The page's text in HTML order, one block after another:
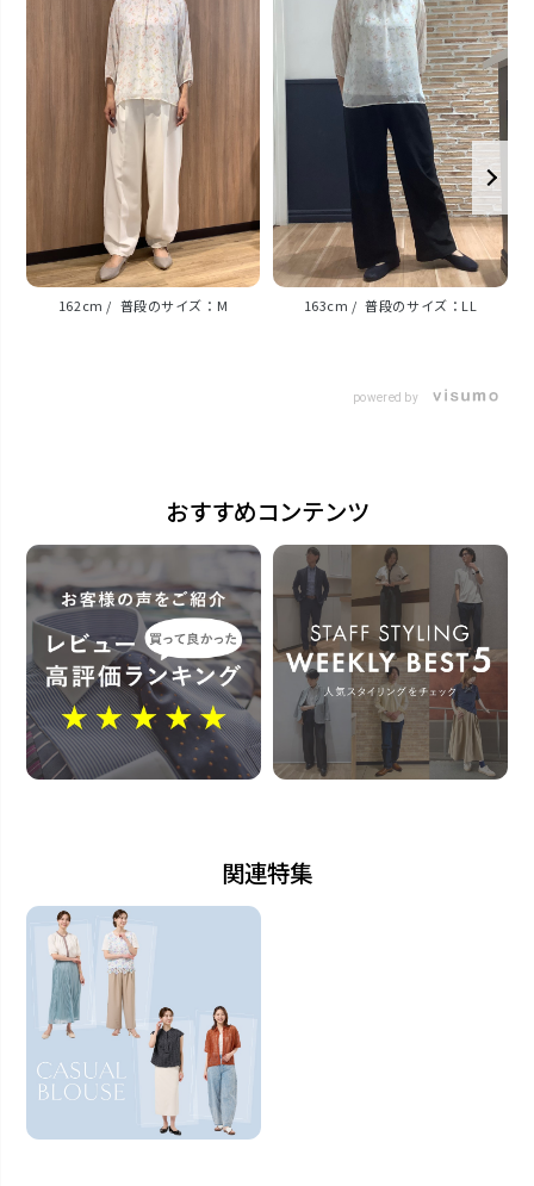
表地・裏地：ポリエステル100%
原産国
インドネシア
注意点
※こちらの商品には形態安定加工が 施されておりませ
ん。洗濯絵表示に 従ってお取り扱いください。
に色移りする場合が ございます。ご注意ください。
この商品に対するお問い合わせ
M
162cm LL
163cm
powered by
おすすめコンテンツ
関連特集